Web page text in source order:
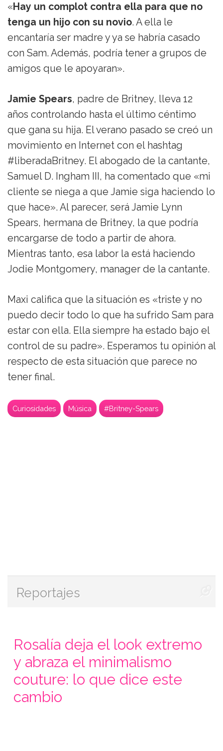
«Hay un complot contra ella para que no
tenga un hijo con su novio. A ella le
encantaría ser madre y ya se habría casado
con Sam. Además, podría tener a grupos de
amigos que le apoyaran».
Jamie Spears, padre de Britney, lleva 12
años controlando hasta el último céntimo
que gana su hija. El verano pasado se creó un
movimiento en Internet con el hashtag
#liberadaBritney. El abogado de la cantante,
Samuel D. Ingham III, ha comentado que «mi
cliente se niega a que Jamie siga haciendo lo
que hace». Al parecer, será Jamie Lynn
Spears, hermana de Britney, la que podría
encargarse de todo a partir de ahora.
Mientras tanto, esa labor la está haciendo
Jodie Montgomery, manager de la cantante.
Maxi califica que la situación es «triste y no
puedo decir todo lo que ha sufrido Sam para
estar con ella. Ella siempre ha estado bajo el
control de su padre». Esperamos tu opinión al
respecto de esta situación que parece no
tener final.
Curiosidades Música #Britney-Spears
Reportajes
Rosalía deja el look extremo
y abraza el minimalismo
couture: lo que dice este
cambio